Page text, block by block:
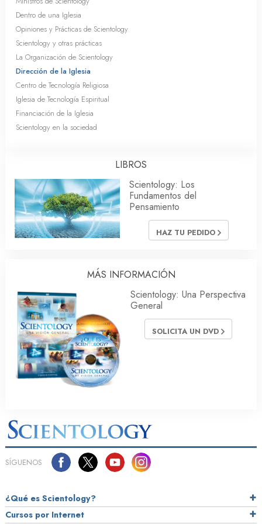
Dentro de una Iglesia
Opiniones y Prácticas de Scientology
Scientology y otras prácticas
La Organización de Scientology
Dirección de la Iglesia
Centro de Tecnología Religiosa
Iglesia de Tecnología Espiritual
Financiación de la Iglesia
Scientology en la sociedad
LIBROS
Scientology: Los
Fundamentos del
Pensamiento
HAZ TU PEDIDO
MÁS INFORMACIÓN
Scientology: Una Perspectiva
General
SOLICITA UN DVD
SÍGUENOS
¿Qué es Scientology?
Cursos por Internet